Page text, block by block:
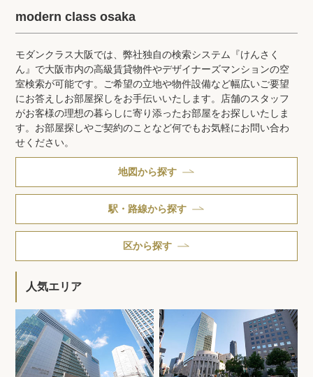
modern class osaka
モダンクラス大阪では、弊社独自の検索システム『けんさく
ん』で大阪市内の高級賃貸物件やデザイナーズマンションの空
室検索が可能です。ご希望の立地や物件設備など幅広いご要望
にお答えしお部屋探しをお手伝いいたします。店舗のスタッフ
がお客様の理想の暮らしに寄り添ったお部屋をお探しいたしま
す。お部屋探しやご契約のことなど何でもお気軽にお問い合わ
せください。
地図から探す
駅・路線から探す
区から探す
人気エリア